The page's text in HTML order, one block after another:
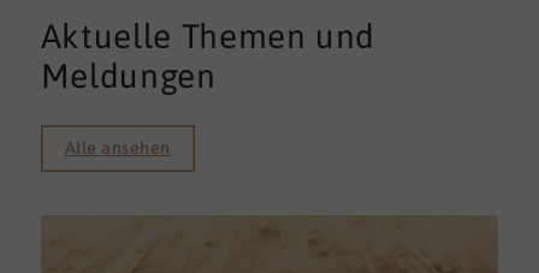
Aktuelle Themen und
Meldungen
Alle ansehen